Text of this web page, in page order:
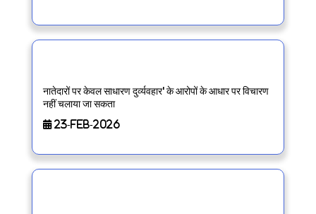
नातेदारों पर केवल साधारण दुर्व्यवहार' के आरोपों के आधार पर विचारण
नहीं चलाया जा सकता
23-Feb-2026